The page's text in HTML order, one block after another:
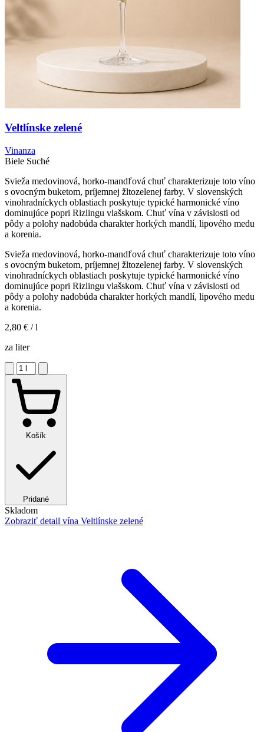
Veltlínske zelené
Vinanza
Biele Suché
Svieža medovinová, horko-mandľová chuť charakterizuje toto víno
s ovocným buketom, príjemnej žltozelenej farby. V slovenských
vinohradníckych oblastiach poskytuje typické harmonické víno
dominujúce popri Rizlingu vlašskom. Chuť vína v závislosti od
pôdy a polohy nadobúda charakter horkých mandlí, lipového medu
a korenia.
Svieža medovinová, horko-mandľová chuť charakterizuje toto víno
s ovocným buketom, príjemnej žltozelenej farby. V slovenských
vinohradníckych oblastiach poskytuje typické harmonické víno
dominujúce popri Rizlingu vlašskom. Chuť vína v závislosti od
pôdy a polohy nadobúda charakter horkých mandlí, lipového medu
a korenia.
2,80 € / l
za liter
Košík
Pridané
Skladom
Zobraziť detail vína Veltlínske zelené